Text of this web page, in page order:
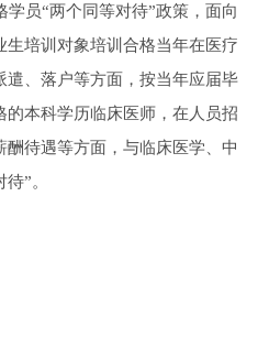
员“两个同等对待”政策，面向
培训对象培训合格当年在医疗
遣、落户等方面，按当年应届毕
本科学历临床医师，在人员招
待遇等方面，与临床医学、中
”。